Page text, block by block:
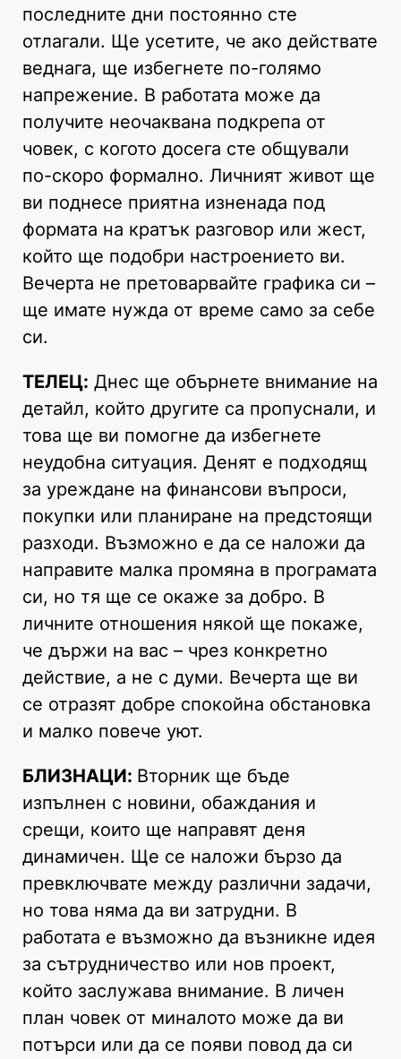
последните дни постоянно сте
отлагали. Ще усетите, че ако действате
веднага, ще избегнете по-голямо
напрежение. В работата може да
получите неочаквана подкрепа от
човек, с когото досега сте общували
по-скоро формално. Личният живот ще
ви поднесе приятна изненада под
формата на кратък разговор или жест,
който ще подобри настроението ви.
Вечерта не претоварвайте графика си –
ще имате нужда от време само за себе
си.
ТЕЛЕЦ: Днес ще обърнете внимание на
детайл, който другите са пропуснали, и
това ще ви помогне да избегнете
неудобна ситуация. Денят е подходящ
за уреждане на финансови въпроси,
покупки или планиране на предстоящи
разходи. Възможно е да се наложи да
направите малка промяна в програмата
си, но тя ще се окаже за добро. В
личните отношения някой ще покаже,
че държи на вас – чрез конкретно
действие, а не с думи. Вечерта ще ви
се отразят добре спокойна обстановка
и малко повече уют.
БЛИЗНАЦИ: Вторник ще бъде
изпълнен с новини, обаждания и
срещи, които ще направят деня
динамичен. Ще се наложи бързо да
превключвате между различни задачи,
но това няма да ви затрудни. В
работата е възможно да възникне идея
за сътрудничество или нов проект,
който заслужава внимание. В личен
план човек от миналото може да ви
потърси или да се появи повод да си